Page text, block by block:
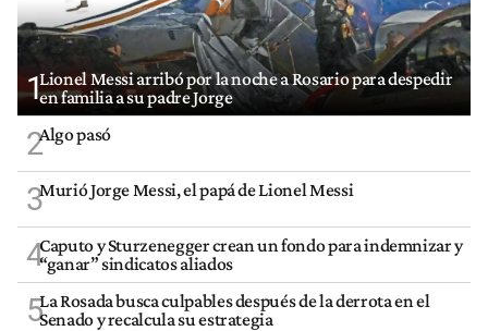
1Lionel Messi arribó por la noche a Rosario para despedir
en familia a su padre Jorge
2Algo pasó
3Murió Jorge Messi, el papá de Lionel Messi
4Caputo y Sturzenegger crean un fondo para indemnizar y
“ganar” sindicatos aliados
5La Rosada busca culpables después de la derrota en el
Senado y recalcula su estrategia